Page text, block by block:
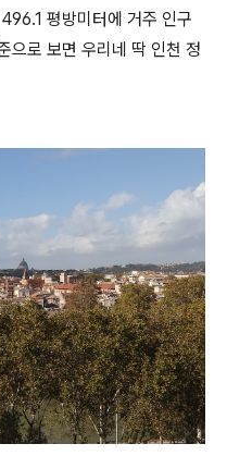
평방미터에 거주 인구
으로 보면 우리네 딱 인천 정